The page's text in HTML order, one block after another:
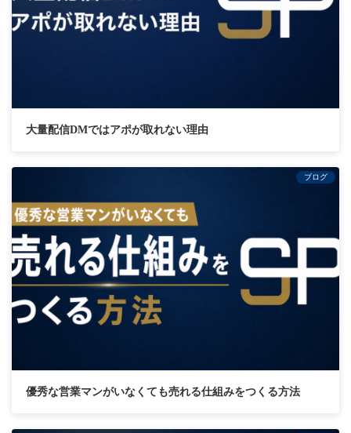
大量配信DMではアポが取れない理由
ブログ
優秀な営業マンがいなくても売れる仕組みをつくる方法